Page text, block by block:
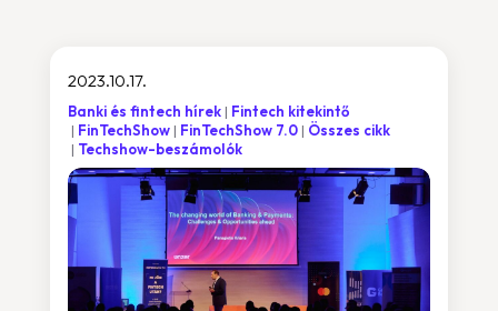
2023.10.17.
Banki és fintech hírek
Fintech kitekintő
FinTechShow
FinTechShow 7.0
Összes cikk
Techshow-beszámolók